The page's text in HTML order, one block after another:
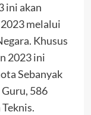
ini akan
melalui
Khusus
2023 ini
Sebanyak
586